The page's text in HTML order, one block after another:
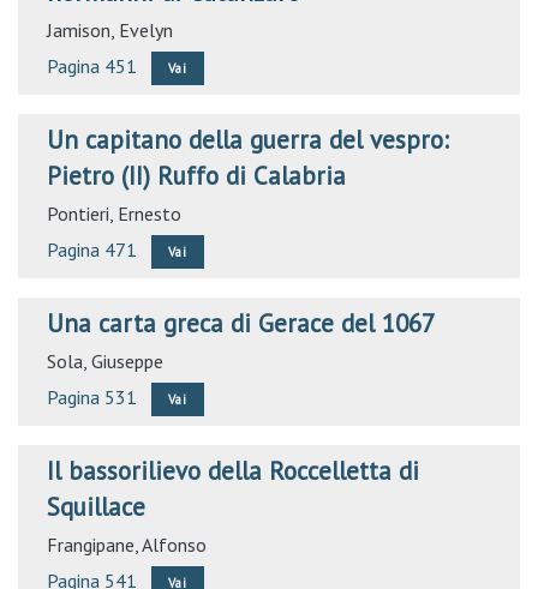
Jamison, Evelyn
Pagina 451
Vai
Un capitano della guerra del vespro:
Pietro (II) Ruffo di Calabria
Pontieri, Ernesto
Pagina 471
Vai
Una carta greca di Gerace del 1067
Sola, Giuseppe
Pagina 531
Vai
Il bassorilievo della Roccelletta di
Squillace
Frangipane, Alfonso
Pagina 541
Vai